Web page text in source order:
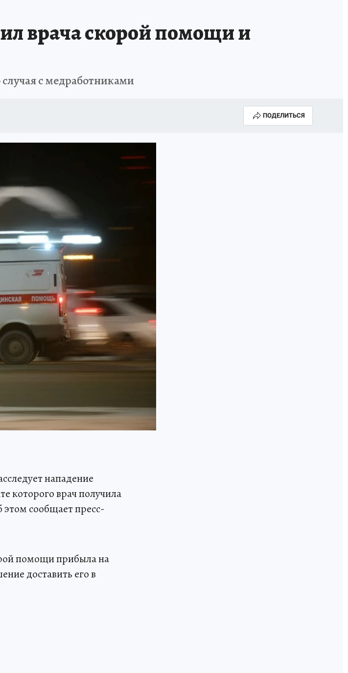
врача скорой помощи и
с медработниками
ПОДЕЛИТЬСЯ
нападение
которого врач получила
сообщает пресс-
помощи прибыла на
доставить его в